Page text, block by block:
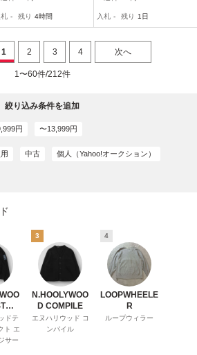
札 - 残り 4時間 入札 - 残り 1日
1 2 3 4 次へ
1〜60件/212件
絞り込み条件を追加
円 〜13,999円
中古 個人（Yahoo!オークション）
ドテ
ト エ
サー
3
N.HOOLYWOO
D COMPILE
エヌハリウッド コ
ンパイル
4
LOOPWHEELE
R
ループウィラー